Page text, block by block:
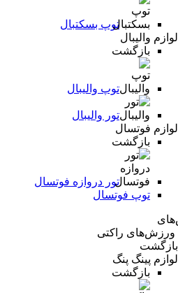
توپ بسکتبال
لوازم والیبال
بازگشت
توپ والیبال
تور والیبال
لوازم فوتسال
بازگشت
تور دروازه فوتسال
توپ فوتسال
ورزش‌های راکتی
بازگشت
لوازم پینگ پنگ
بازگشت